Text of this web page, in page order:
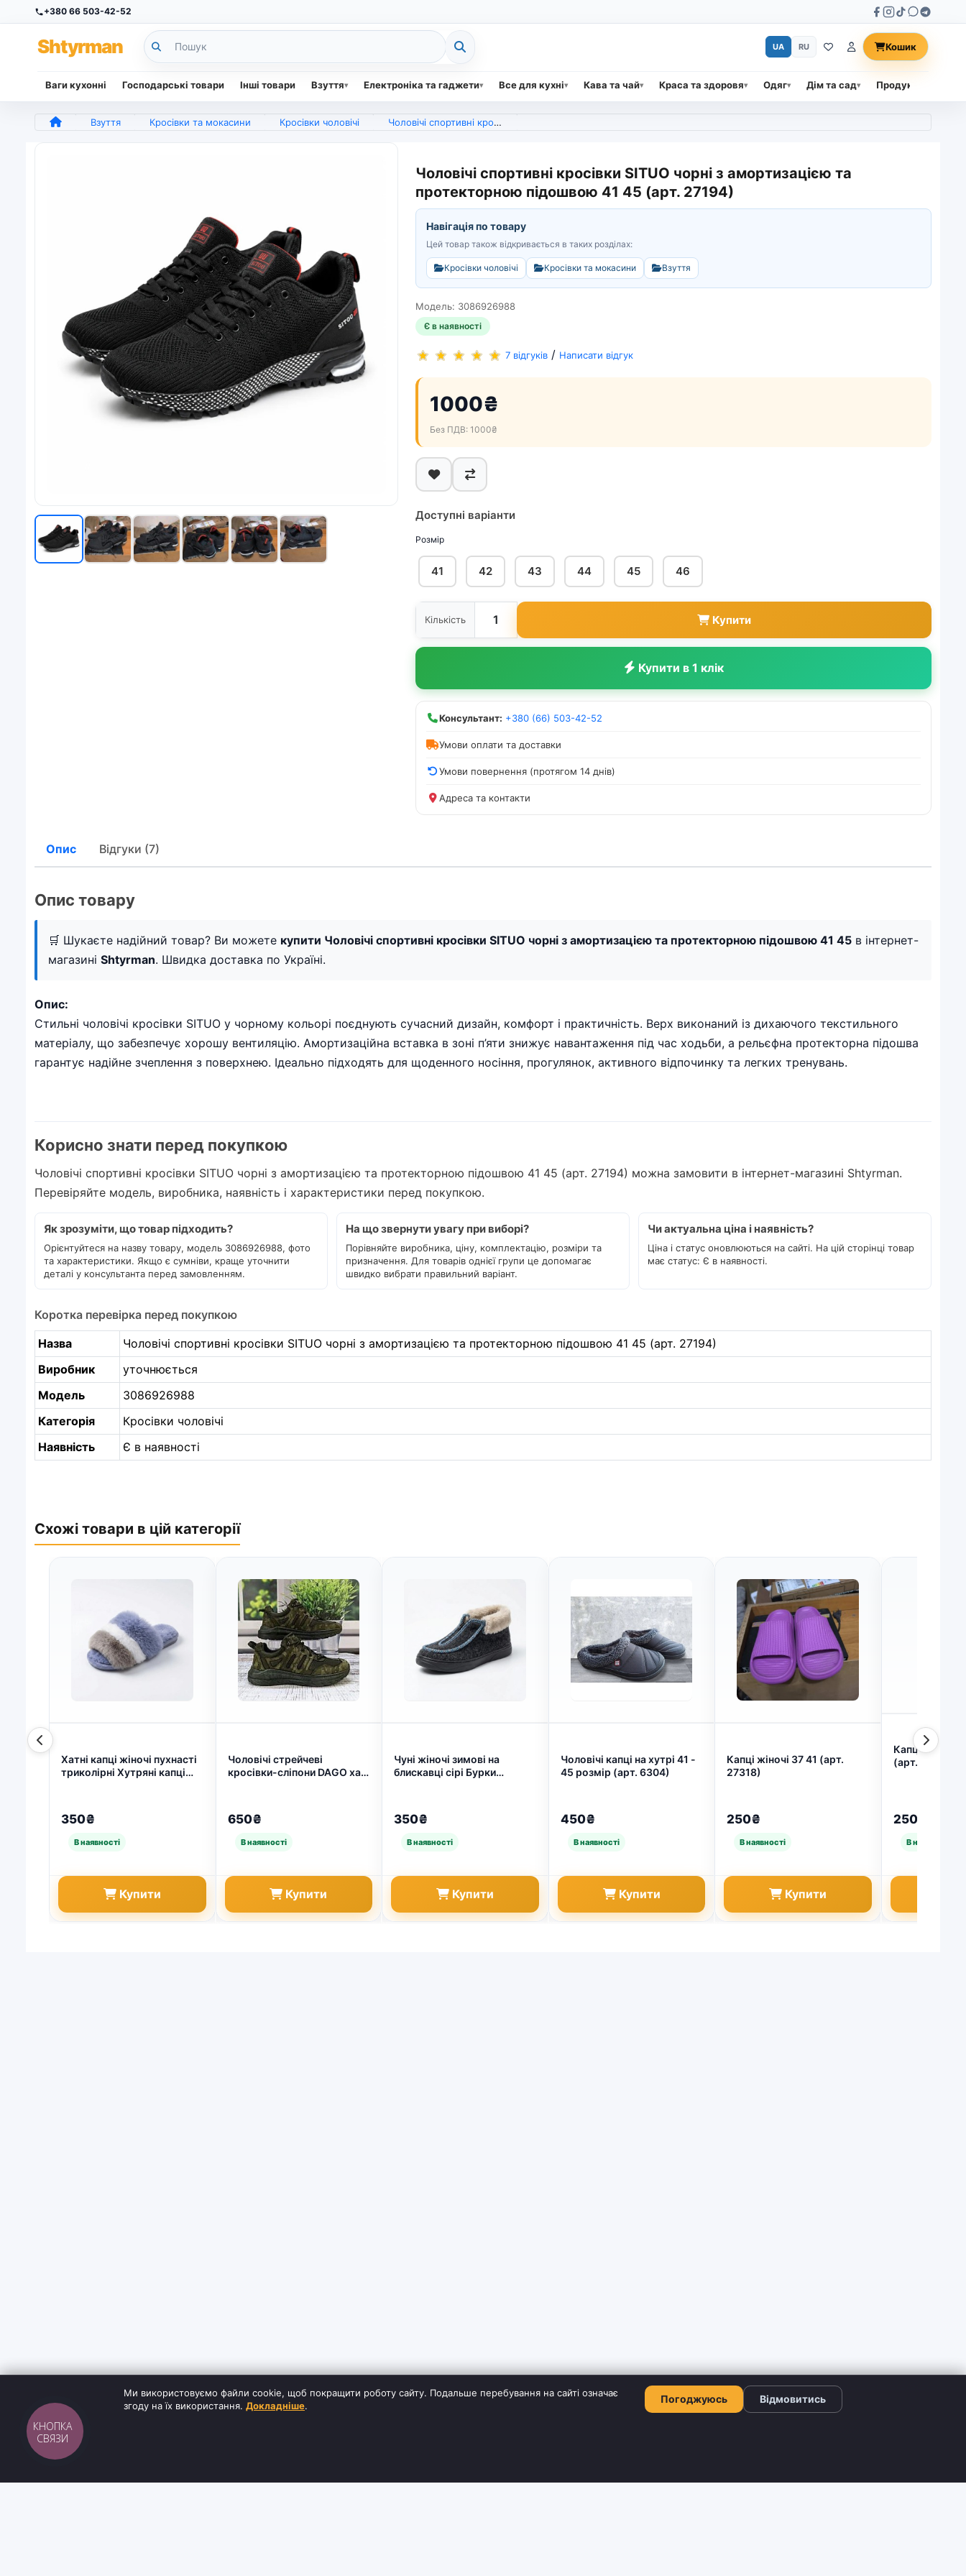
+380 66 503-42-52
Shtyrman
Ваги кухонні Господарські товари Інші товари Взуття Електроніка та гаджети Все для кухні Кава та чай Краса та здоровя Одяг Дім та сад Продукти
UA RU Кошик
Взуття Кросівки та мокасини Кросівки чоловічі Чоловічі спортивні кросівки SITUO чорні з амортизацією та протекторною підошвою 41 45 (арт. 27194)
Чоловічі спортивні кросівки SITUO чорні з амортизацією та
протекторною підошвою 41 45 (арт. 27194)
Навігація по товару
Цей товар також відкривається в таких розділах:
Кросівки чоловічі Кросівки та мокасини Взуття
Модель: 3086926988
Є в наявності
7 відгуків / Написати відгук
1000₴
Без ПДВ: 1000₴
Доступні варіанти
Розмір
41 42 43 44 45 46
Кількість Купити
Купити в 1 клік
Консультант: +380 (66) 503-42-52
Умови оплати та доставки
Умови повернення (протягом 14 днів)
Адреса та контакти
Опис Відгуки (7)
Опис товару
🛒 Шукаєте надійний товар? Ви можете купити Чоловічі спортивні кросівки SITUO чорні з амортизацією та протекторною підошвою 41 45 в інтернет-
магазині Shtyrman. Швидка доставка по Україні.
Опис:
Стильні чоловічі кросівки SITUO у чорному кольорі поєднують сучасний дизайн, комфорт і практичність. Верх виконаний із дихаючого текстильного
матеріалу, що забезпечує хорошу вентиляцію. Амортизаційна вставка в зоні п’яти знижує навантаження під час ходьби, а рельєфна протекторна підошва
гарантує надійне зчеплення з поверхнею. Ідеально підходять для щоденного носіння, прогулянок, активного відпочинку та легких тренувань.
Корисно знати перед покупкою
Чоловічі спортивні кросівки SITUO чорні з амортизацією та протекторною підошвою 41 45 (арт. 27194) можна замовити в інтернет-магазині Shtyrman.
Перевіряйте модель, виробника, наявність і характеристики перед покупкою.
Як зрозуміти, що товар підходить?
Орієнтуйтеся на назву товару, модель 3086926988, фото
та характеристики. Якщо є сумніви, краще уточнити
деталі у консультанта перед замовленням.
На що звернути увагу при виборі?
Порівняйте виробника, ціну, комплектацію, розміри та
призначення. Для товарів однієї групи це допомагає
швидко вибрати правильний варіант.
Чи актуальна ціна і наявність?
Ціна і статус оновлюються на сайті. На цій сторінці товар
має статус: Є в наявності.
Коротка перевірка перед покупкою
Назва
Чоловічі спортивні кросівки SITUO чорні з амортизацією та протекторною підошвою 41 45 (арт. 27194)
Виробник
уточнюється
Модель
3086926988
Категорія
Кросівки чоловічі
Наявність
Є в наявності
Схожі товари в цій категорії
Хатні капці жіночі пухнасті
триколірні Хутряні капці
350₴
Купити
Чоловічі стрейчеві
кросівки-сліпони DAGO хакі
650₴
Купити
Чуні жіночі зимові на
блискавці сірі Бурки
350₴
Купити
Чоловічі капці на хутрі 41 -
45 розмір (арт. 6304)
450₴
Купити
Капці жіночі 37 41 (арт.
27318)
250₴
Купити
Капці піна 41
(арт. 6338)
250₴
Ми використовуємо файли cookie, щоб покращити роботу сайту. Подальше перебування на сайті означає
згоду на їх використання. Докладніше.
Погоджуюсь Відмовитись
КНОПКА
СВЯЗИ